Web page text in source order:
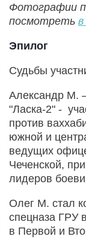
Фотографии
посмотреть
Эпилог
Судьбы
Александр М.
"Ласка-2" -
против
южной и
ведущих
Чеченской,
лидеров
Олег М. стал
спецназа ГРУ
в Первой и